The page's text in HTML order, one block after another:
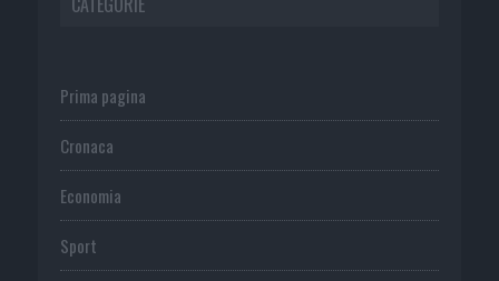
Prima pagina
Cronaca
Economia
Sport